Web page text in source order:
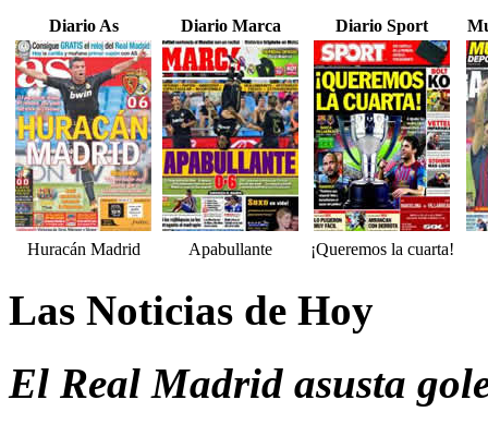
Diario As Diario Marca Diario Sport
Huracán Madrid Apabullante ¡Queremos la cuarta!
Las Noticias de Hoy
El Real Madrid asusta